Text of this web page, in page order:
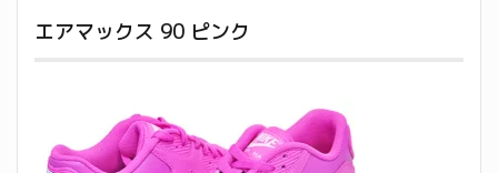
エアマックス 90 ピンク